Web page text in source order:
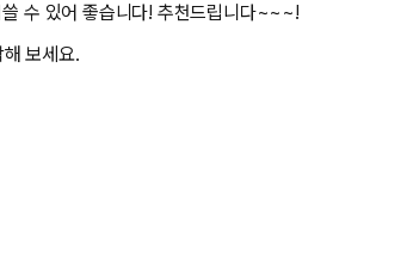
수 있어 좋습니다! 추천드립니다~~~!
보세요.